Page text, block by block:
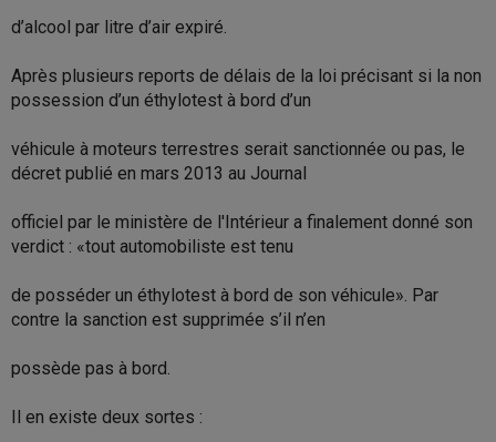
d’alcool par litre d’air expiré.
Après plusieurs reports de délais de la loi précisant si la non
possession d’un éthylotest à bord d’un
véhicule à moteurs terrestres serait sanctionnée ou pas, le
décret publié en mars 2013 au Journal
officiel par le ministère de l'Intérieur a finalement donné son
verdict : «tout automobiliste est tenu
de posséder un éthylotest à bord de son véhicule». Par
contre la sanction est supprimée s’il n’en
possède pas à bord.
Il en existe deux sortes :